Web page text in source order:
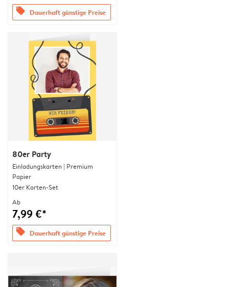
offers Dauerhaft günstige Preise
80er Party
Einladungskarten | Premium
Papier
10er Karten-Set
Ab
7,99 €*
offers Dauerhaft günstige Preise